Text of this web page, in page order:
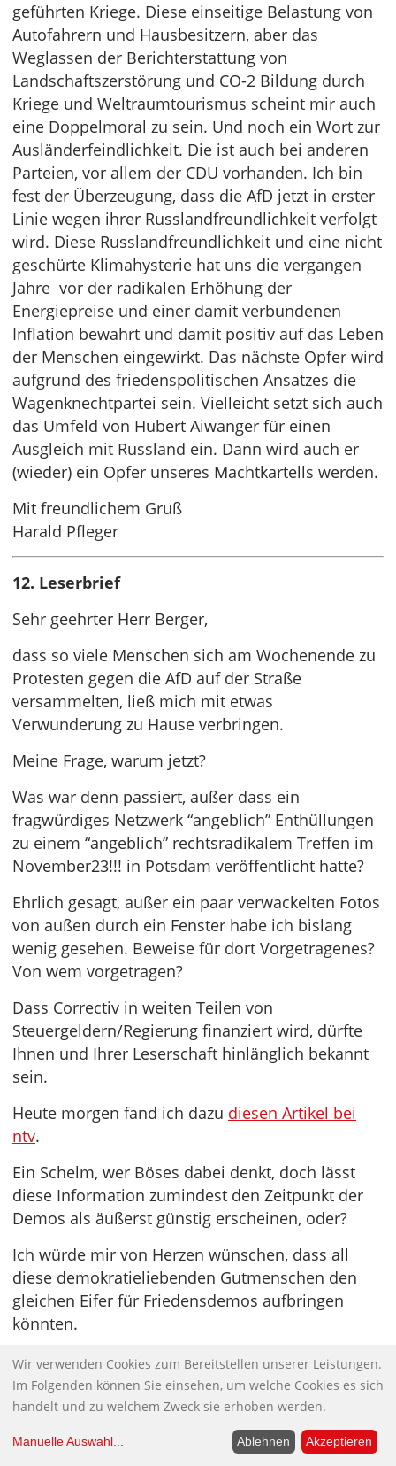
geführten Kriege. Diese einseitige Belastung von
Autofahrern und Hausbesitzern, aber das
Weglassen der Berichterstattung von
Landschaftszerstörung und CO-2 Bildung durch
Kriege und Weltraumtourismus scheint mir auch
eine Doppelmoral zu sein. Und noch ein Wort zur
Ausländerfeindlichkeit. Die ist auch bei anderen
Parteien, vor allem der CDU vorhanden. Ich bin
fest der Überzeugung, dass die AfD jetzt in erster
Linie wegen ihrer Russlandfreundlichkeit verfolgt
wird. Diese Russlandfreundlichkeit und eine nicht
geschürte Klimahysterie hat uns die vergangen
Jahre vor der radikalen Erhöhung der
Energiepreise und einer damit verbundenen
Inflation bewahrt und damit positiv auf das Leben
der Menschen eingewirkt. Das nächste Opfer wird
aufgrund des friedenspolitischen Ansatzes die
Wagenknechtpartei sein. Vielleicht setzt sich auch
das Umfeld von Hubert Aiwanger für einen
Ausgleich mit Russland ein. Dann wird auch er
(wieder) ein Opfer unseres Machtkartells werden.
Mit freundlichem Gruß
Harald Pfleger
12. Leserbrief
Sehr geehrter Herr Berger,
dass so viele Menschen sich am Wochenende zu
Protesten gegen die AfD auf der Straße
versammelten, ließ mich mit etwas
Verwunderung zu Hause verbringen.
Meine Frage, warum jetzt?
Was war denn passiert, außer dass ein
fragwürdiges Netzwerk “angeblich” Enthüllungen
zu einem “angeblich” rechtsradikalem Treffen im
November23!!! in Potsdam veröffentlicht hatte?
Ehrlich gesagt, außer ein paar verwackelten Fotos
von außen durch ein Fenster habe ich bislang
wenig gesehen. Beweise für dort Vorgetragenes?
Von wem vorgetragen?
Dass Correctiv in weiten Teilen von
Steuergeldern/Regierung finanziert wird, dürfte
Ihnen und Ihrer Leserschaft hinlänglich bekannt
sein.
Heute morgen fand ich dazu diesen Artikel bei
ntv.
Ein Schelm, wer Böses dabei denkt, doch lässt
diese Information zumindest den Zeitpunkt der
Demos als äußerst günstig erscheinen, oder?
Ich würde mir von Herzen wünschen, dass all
diese demokratieliebenden Gutmenschen den
gleichen Eifer für Friedensdemos aufbringen
könnten.
Meine Recherche ergab, dass maßgeblich
Campact gemeinsam mit Kirchen die Demos am
WoE organisierte. Vielleicht mögen die auch mal
zu Demos für Frieden und Waffenstillstand
aufrufen?
Wir verwenden Cookies zum Bereitstellen unserer Leistungen.
Im Folgenden können Sie einsehen, um welche Cookies es sich
handelt und zu welchem Zweck sie erhoben werden.
Manuelle Auswahl... Ablehnen Akzeptieren